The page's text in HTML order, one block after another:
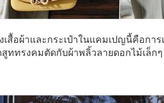
เสื้อผ้าและกระเป๋าในแคมเปญนี้คือก
สูททรงคมตัดกับผ้าพลิ้วลายดอกไม้เล็ก